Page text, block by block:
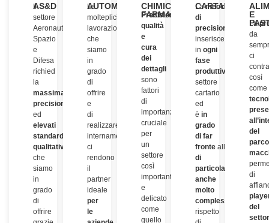
AS&D
Il
settore
Aeronautico,
Spazio
e
Difesa
richied
la
massima
precisione
ed
elevati
standard
qualitativi
che
siamo
in
grado
di
offrire
AUTOMOTIVE
Le
molteplici
lavorazioni
che
siamo
in
grado
di
offrire
e
di
realizzare
internamente
ci
rendono
il
partner
ideale
per
le
CHIMICO
FARMACEUTICO
Precisione,
qualità
e
cura
dei
dettagli
sono
fattori
di
importanza
cruciale
per
un
settore
così
importante
e
delicato
come
quello
CARTARIO
Lameccanica
di
precisione
inserisce
in ogni
fase
produttiva
settore
cartario
ed
è in
grado
di far
fronte alla
di
particolari
anche
molto
complessi
rispetto
E
La
da
ci
così
come
del
parco
di
del